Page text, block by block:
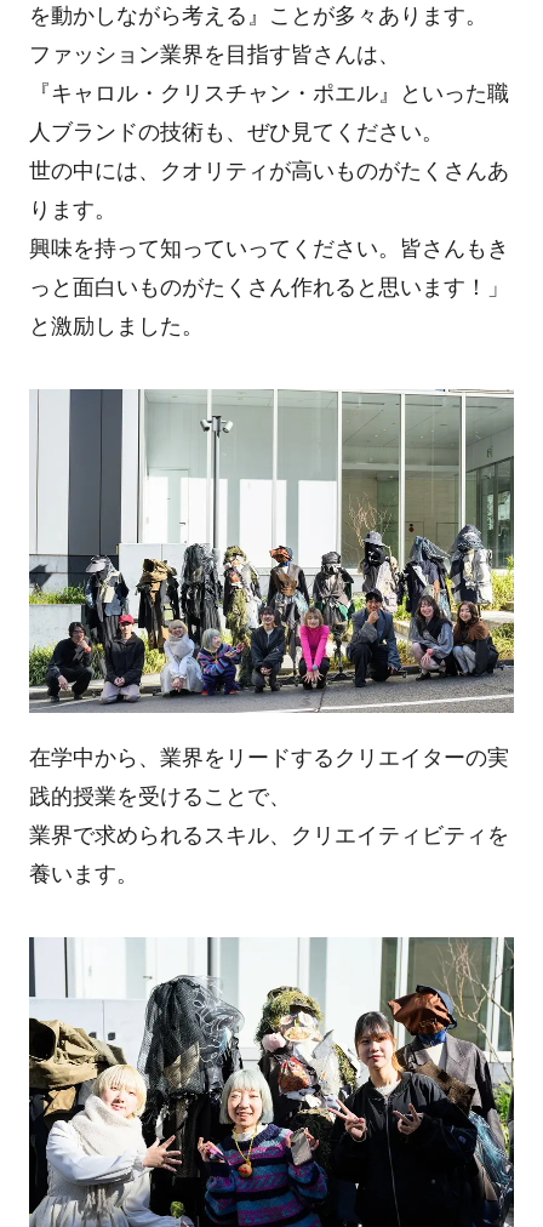
を動かしながら考える』ことが多々あります。
ファッション業界を目指す皆さんは、
『キャロル・クリスチャン・ポエル』といった職
人ブランドの技術も、ぜひ見てください。
世の中には、クオリティが高いものがたくさんあ
ります。
興味を持って知っていってください。皆さんもき
っと面白いものがたくさん作れると思います！」
と激励しました。
在学中から、業界をリードするクリエイターの実
践的授業を受けることで、
業界で求められるスキル、クリエイティビティを
養います。